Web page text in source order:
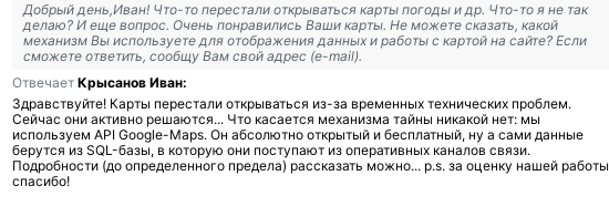
Добрый день,Иван! Что-то перестали открываться карты погоды и др. Что-то я не так
делаю? И еще вопрос. Очень понравились Ваши карты. Не можете сказать, какой
механизм Вы используете для отображения данных и работы с картой на сайте? Если
сможете ответить, сообщу Вам свой адрес (e-mail).
Отвечает Крысанов Иван:
Здравствуйте! Карты перестали открываться из-за временных технических проблем.
Сейчас они активно решаются... Что касается механизма тайны никакой нет: мы
используем API Google-Maps. Он абсолютно открытый и бесплатный, ну а сами данные
берутся из SQL-базы, в которую они поступают из оперативных каналов связи.
Подробности (до определенного предела) рассказать можно... p.s. за оценку нашей работы
спасибо!